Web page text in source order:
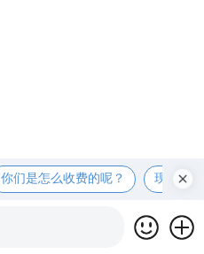
你们是怎么收费的呢？ 现在有